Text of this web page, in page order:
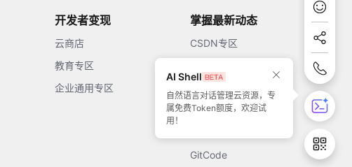
开发者变现
云商店
教育专区
企业通用专区
掌握最新动态
CSDN专区
51CTO
GitCode
AI Shell
自然语言对话管理云资源，专
属免费Token额度，欢迎试
用！